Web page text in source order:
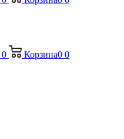
0 Корзина0 0